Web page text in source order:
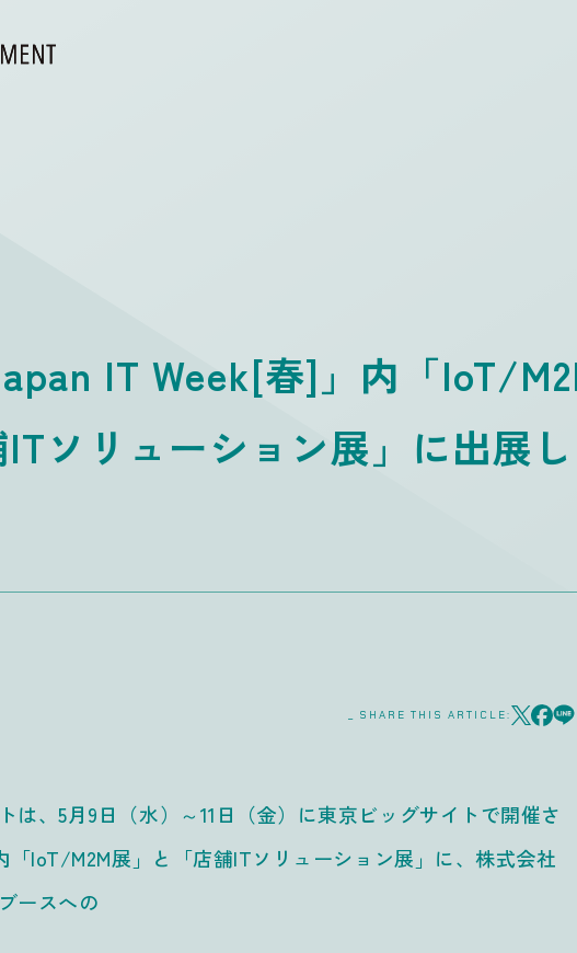
IT Week[春]」内「IoT/
ITソリューション展」に出展
_ SHARE THIS ARTICLE:
は、5月9日（水）～11日（金）に東京ビッグサイトで開催さ
IoT/M2M展」と「店舗ITソリューション展」に、株式会社
ースへの